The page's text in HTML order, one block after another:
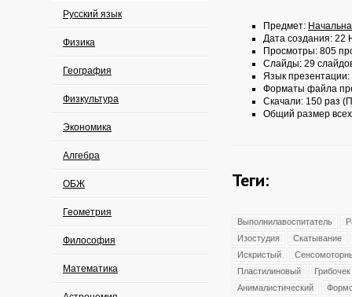
Русский язык
Физика
География
Физкультура
Экономика
Алгебра
ОБЖ
Геометрия
Философия
Математика
Предмет:
Дата создания: 22
Просмотры: 805
Слайды: 29
Язык презентации:
Форматы файла
Скачали: 150 раз
Общий размер
Теги:
Выполнилавоспитатель
Изостудия
Скатывание
Искристый
Пластилиновый
Грибочек
Анималистический